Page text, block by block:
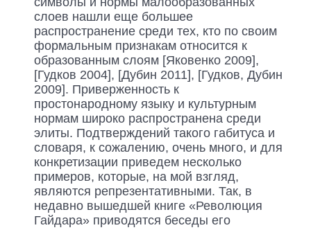
слоев нашли еще большее
распространение среди тех, кто по своим
формальным признакам относится к
образованным слоям [Яковенко 2009],
[Гудков 2004], [Дубин 2011], [Гудков, Дубин
2009]. Приверженность к
простонародному языку и культурным
нормам широко распространена среди
элиты. Подтверждений такого габитуса и
словаря, к сожалению, очень много, и для
конкретизации приведем несколько
примеров, которые, на мой взгляд,
являются репрезентативными. Так, в
недавно вышедшей книге «Революция
Гайдара» приводятся беседы его